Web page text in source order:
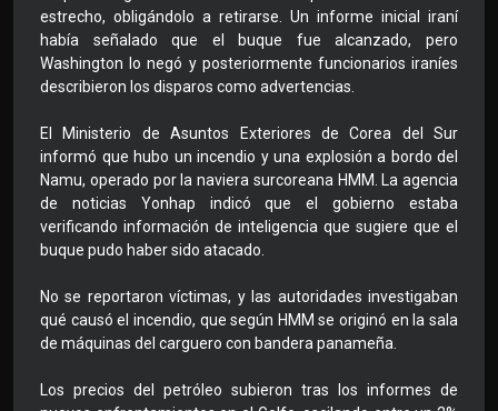
estrecho, obligándolo a retirarse. Un informe inicial iraní
había señalado que el buque fue alcanzado, pero
Washington lo negó y posteriormente funcionarios iraníes
describieron los disparos como advertencias.
El Ministerio de Asuntos Exteriores de Corea del Sur
informó que hubo un incendio y una explosión a bordo del
Namu, operado por la naviera surcoreana HMM. La agencia
de noticias Yonhap indicó que el gobierno estaba
verificando información de inteligencia que sugiere que el
buque pudo haber sido atacado.
No se reportaron víctimas, y las autoridades investigaban
qué causó el incendio, que según HMM se originó en la sala
de máquinas del carguero con bandera panameña.
Los precios del petróleo subieron tras los informes de